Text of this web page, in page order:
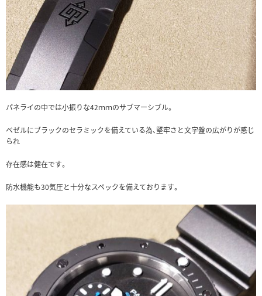
パネライの中では小振りな42ｍｍのサブマーシブル。
ベゼルにブラックのセラミックを備えている為、堅牢さと文字盤の広がりが感じ
られ
存在感は健在です。
防水機能も30気圧と十分なスペックを備えております。